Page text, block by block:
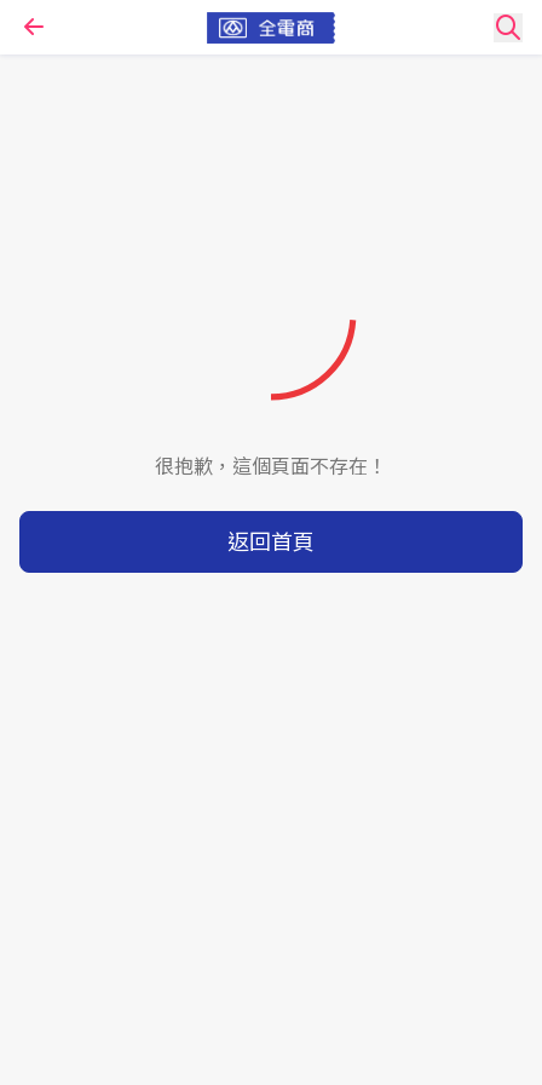
很抱歉，這個頁面不存在！
返回首頁